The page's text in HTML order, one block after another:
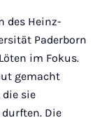
des Heinz-
Paderborn
im Fokus.
gemacht
sie
Die